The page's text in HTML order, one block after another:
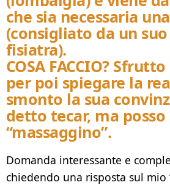
che sia necessaria
(consigliato da un
fisiatra).
COSA FACCIO?
per poi spiegare la
smonto la sua
detto tecar, ma
“massaggino”.
Domanda interessante e
chiedendo una risposta sul mio